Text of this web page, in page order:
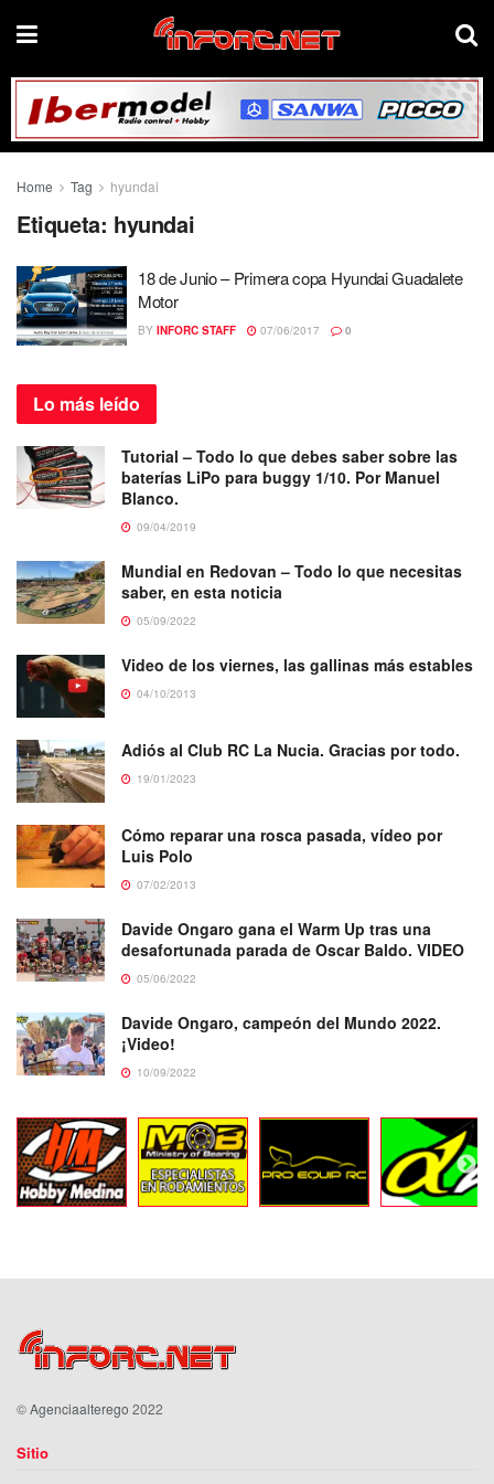
Home Tag hyundai
Etiqueta: hyundai
18 de Junio – Primera copa Hyundai Guadalete
Motor
BY INFORC STAFF 07/06/2017 0
Lo más leído
Tutorial – Todo lo que debes saber sobre las
baterías LiPo para buggy 1/10. Por Manuel
Blanco.
09/04/2019
Mundial en Redovan – Todo lo que necesitas
saber, en esta noticia
05/09/2022
Video de los viernes, las gallinas más estables
04/10/2013
Adiós al Club RC La Nucia. Gracias por todo.
19/01/2023
Cómo reparar una rosca pasada, vídeo por
Luis Polo
07/02/2013
Davide Ongaro gana el Warm Up tras una
desafortunada parada de Oscar Baldo. VIDEO
05/06/2022
Davide Ongaro, campeón del Mundo 2022.
¡Video!
10/09/2022
©Agenciaalterego 2022
Sitio